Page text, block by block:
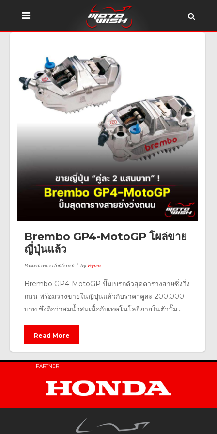
Brembo GP4-MotoGP โผล่ขาย
ญี่ปุ่นแล้ว
Posted on21/06/2026 byRyan
Brembo GP4-MotoGP ปั๊มเบรกตัวสุดตารางสายซิ่งวิ่ง
ถนน พร้อมวางขายในญี่ปุ่นแล้วกับราคาคู่ละ 200,000
บาท ซึ่งถือว่าสมน้ำสมเนื้อกับเทคโนโลยีภายในตัวปั๊ม...
Read More
PARTNER